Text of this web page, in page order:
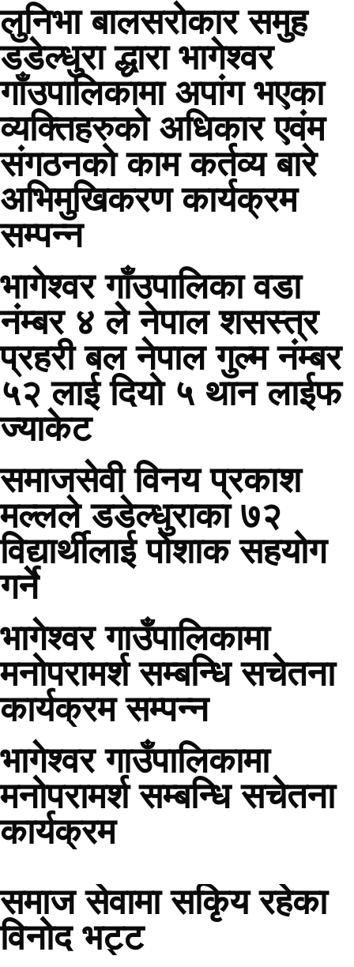
लुनिभा बालसरोकार समुह
डडेल्धुरा द्धारा भागेश्वर
गाँउपालिकामा अपांग भएका
व्यक्तिहरुको अधिकार एवंम
संगठनको काम कर्तव्य बारे
अभिमुखिकरण कार्यक्रम
सम्पन्न
भागेश्वर गाँउपालिका वडा
नंम्बर ४ ले नेपाल शसस्त्र
प्रहरी बल नेपाल गुल्म नंम्बर
५२ लाई दियो ५ थान लाईफ
ज्याकेट
समाजसेवी विनय प्रकाश
मल्लले डडेल्धुराका ७२
विद्यार्थीलाई पोशाक सहयोग
गर्ने
भागेश्वर गाउँपालिकामा
मनोपरामर्श सम्बन्धि सचेतना
कार्यक्रम सम्पन्न
भागेश्वर गाउँपालिकामा
मनोपरामर्श सम्बन्धि सचेतना
कार्यक्रम
समाज सेवामा सकिृय रहेका
विनोद भट्ट